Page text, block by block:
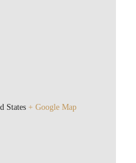
States + Google Map